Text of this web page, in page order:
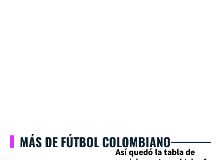
MÁS DE FÚTBOL COLOMBIANO
Así quedó la tabla de